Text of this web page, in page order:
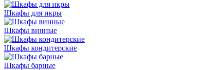
Шкафы для икры
Шкафы винные
Шкафы кондитерские
Шкафы барные